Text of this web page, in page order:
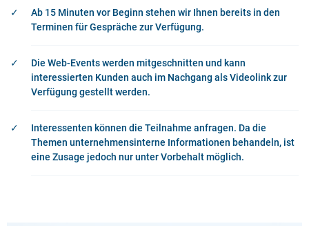
Ab 15 Minuten vor Beginn stehen wir Ihnen bereits in den
Terminen für Gespräche zur Verfügung.
Die Web-Events werden mitgeschnitten und kann
interessierten Kunden auch im Nachgang als Videolink zur
Verfügung gestellt werden.
Interessenten können die Teilnahme anfragen. Da die
Themen unternehmensinterne Informationen behandeln, ist
eine Zusage jedoch nur unter Vorbehalt möglich.